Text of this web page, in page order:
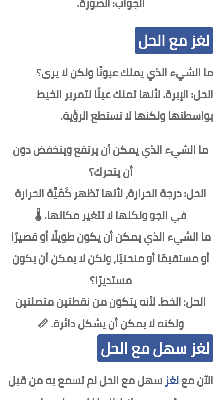
لغز مع الحل
ما الشيء الذي يملك عيونًا ولكن لا يرى؟
الحل: الإبرة. لأنها تملك عينًا لتمرير الخيط
بواسطتها ولكنها لا تستطع الرؤية.
ما الشيء الذي يمكن أن يرتفع وينخفض دون
أن يتحرك؟
الحل: درجة الحرارة، لأنها تظهر كَمّيَّة الحرارة
في الجو ولكنها لا تتغير مكانها. 🌡️
ما الشيء الذي يمكن أن يكون طويلًا أو قصيرًا
أو مستقيمًا أو منحنيًا، ولكن لا يمكن أن يكون
مستديرًا؟
الحل: الخط. لأنه يتكون من نقطتين متصلتين
ولكنه لا يمكن أن يشكل دائرة. 📏
لغز سهل مع الحل
الآن معلغزسهل مع الحل لم تسمع به من قبل